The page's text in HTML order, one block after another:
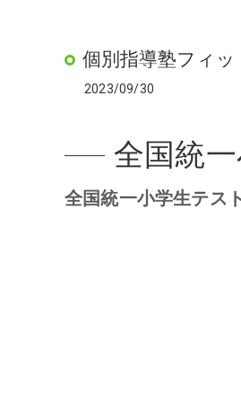
個別指導塾フィ
2023/09/30
全国統一小学生テスト
全国統